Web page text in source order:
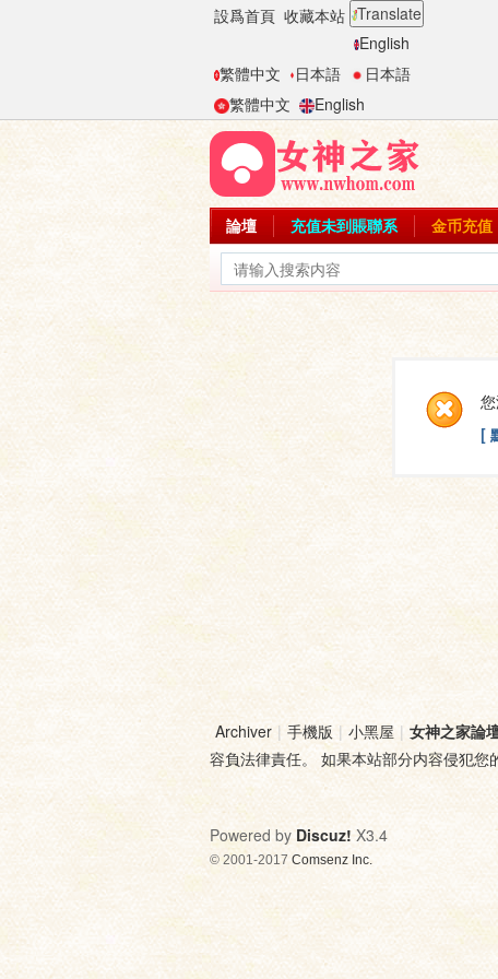
設爲首頁 收藏本站 Translate
English
繁體中文
日本語
日本語
繁體中文
English
論壇 充值未到賬聯系 金币充值
[
Archiver | 手機版 | 小黑屋 | 女神之家論
容負法律責任。 如果本站部分内容侵犯
Powered by Discuz! X3.4
© 2001-2017 Comsenz Inc.